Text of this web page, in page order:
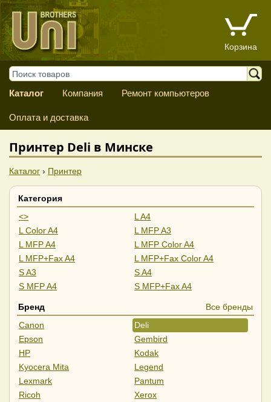
Корзина
Каталог Компания Ремонт компьютеров
Оплата и доставка
Принтер Deli в Минске
Каталог › Принтер
Категория
<>
L A4
L Color A4
L MFP A3
L MFP A4
L MFP Color A4
L MFP+Fax A4
L MFP+Fax Color A4
S A3
S A4
S MFP A4
S MFP+Fax A4
Copier
3D принтеры и аксессуары
Бренд
Все бренды
Canon
Deli
Epson
Gembird
HP
Kodak
Kyocera Mita
Legend
Lexmark
Pantum
Ricoh
Xerox